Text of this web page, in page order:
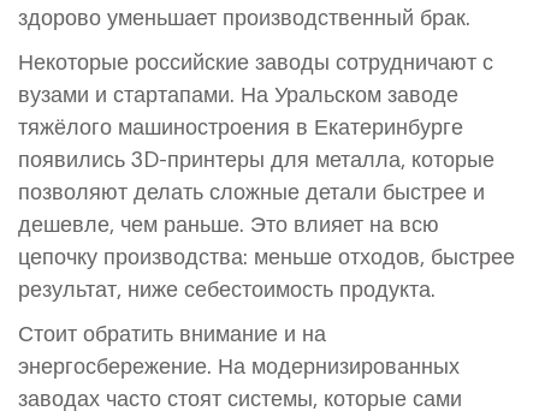
здорово уменьшает производственный брак.
Некоторые российские заводы сотрудничают с
вузами и стартапами. На Уральском заводе
тяжёлого машиностроения в Екатеринбурге
появились 3D-принтеры для металла, которые
позволяют делать сложные детали быстрее и
дешевле, чем раньше. Это влияет на всю
цепочку производства: меньше отходов, быстрее
результат, ниже себестоимость продукта.
Стоит обратить внимание и на
энергосбережение. На модернизированных
заводах часто стоят системы, которые сами